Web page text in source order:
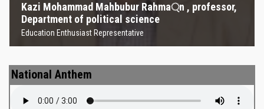
Kazi Mohammad Mahbubur Rahma্‌n , professor,
Department of political science
Education Enthusiast Representative
National Anthem